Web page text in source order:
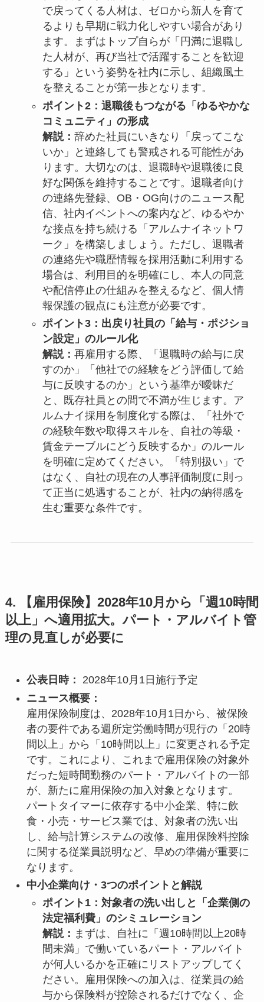
で戻ってくる人材は、ゼロから新人を育て
るよりも早期に戦力化しやすい場合があり
ます。まずはトップ自らが「円満に退職し
た人材が、再び当社で活躍することを歓迎
する」という姿勢を社内に示し、組織風土
を整えることが第一歩となります。
ポイント2：退職後もつながる「ゆるやかな
コミュニティ」の形成
解説： 辞めた社員にいきなり「戻ってこな
いか」と連絡しても警戒される可能性があ
ります。大切なのは、退職時や退職後に良
好な関係を維持することです。退職者向け
の連絡先登録、OB・OG向けのニュース配
信、社内イベントへの案内など、ゆるやか
な接点を持ち続ける「アルムナイネットワ
ーク」を構築しましょう。ただし、退職者
の連絡先や職歴情報を採用活動に利用する
場合は、利用目的を明確にし、本人の同意
や配信停止の仕組みを整えるなど、個人情
報保護の観点にも注意が必要です。
ポイント3：出戻り社員の「給与・ポジショ
ン設定」のルール化
解説： 再雇用する際、「退職時の給与に戻
すのか」「他社での経験をどう評価して給
与に反映するのか」という基準が曖昧だ
と、既存社員との間で不満が生じます。ア
ルムナイ採用を制度化する際は、「社外で
の経験年数や取得スキルを、自社の等級・
賃金テーブルにどう反映するか」のルール
を明確に定めてください。「特別扱い」で
はなく、自社の現在の人事評価制度に則っ
て正当に処遇することが、社内の納得感を
生む重要な条件です。
4. 【雇用保険】2028年10月から「週10時間
以上」へ適用拡大。パート・アルバイト管
理の見直しが必要に
公表日時：
2028年10月1日施行予定
ニュース概要：
雇用保険制度は、2028年10月1日から、被保険
者の要件である週所定労働時間が現行の「20時
間以上」から「10時間以上」に変更される予定
です。これにより、これまで雇用保険の対象外
だった短時間勤務のパート・アルバイトの一部
が、新たに雇用保険の加入対象となります。
パートタイマーに依存する中小企業、特に飲
食・小売・サービス業では、対象者の洗い出
し、給与計算システムの改修、雇用保険料控除
に関する従業員説明など、早めの準備が重要に
なります。
中小企業向け・3つのポイントと解説
ポイント1：対象者の洗い出しと「企業側の
法定福利費」のシミュレーション
解説： まずは、自社に「週10時間以上20時
間未満」で働いているパート・アルバイト
が何人いるかを正確にリストアップしてく
ださい。雇用保険への加入は、従業員の給
与から保険料が控除されるだけでなく、企